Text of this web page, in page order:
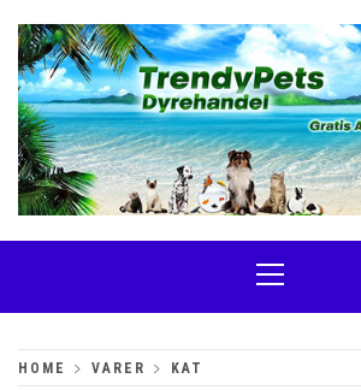
content
TRENDYPETS
Menu
HOME VARER KAT